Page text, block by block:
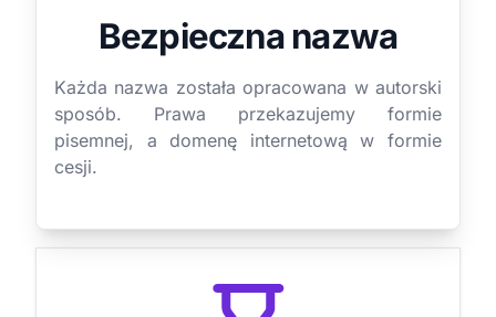
Bezpieczna nazwa
Każda nazwa została opracowana w autorski
sposób. Prawa przekazujemy formie
pisemnej, a domenę internetową w formie
cesji.